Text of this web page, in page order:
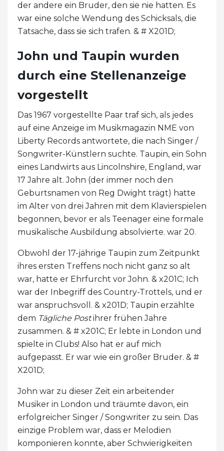
der andere ein Bruder, den sie nie hatten. Es
war eine solche Wendung des Schicksals, die
Tatsache, dass sie sich trafen. & # X201D;
John und Taupin wurden
durch eine Stellenanzeige
vorgestellt
Das 1967 vorgestellte Paar traf sich, als jedes
auf eine Anzeige im Musikmagazin NME von
Liberty Records antwortete, die nach Singer /
Songwriter-Künstlern suchte. Taupin, ein Sohn
eines Landwirts aus Lincolnshire, England, war
17 Jahre alt. John (der immer noch den
Geburtsnamen von Reg Dwight trägt) hatte
im Alter von drei Jahren mit dem Klavierspielen
begonnen, bevor er als Teenager eine formale
musikalische Ausbildung absolvierte. war 20.
Obwohl der 17-jährige Taupin zum Zeitpunkt
ihres ersten Treffens noch nicht ganz so alt
war, hatte er Ehrfurcht vor John. & x201C; Ich
war der Inbegriff des Country-Trottels, und er
war anspruchsvoll. & x201D; Taupin erzählte
dem Tägliche Postihrer frühen Jahre
zusammen. & # x201C; Er lebte in London und
spielte in Clubs! Also hat er auf mich
aufgepasst. Er war wie ein großer Bruder. & #
X201D;
John war zu dieser Zeit ein arbeitender
Musiker in London und träumte davon, ein
erfolgreicher Singer / Songwriter zu sein. Das
einzige Problem war, dass er Melodien
komponieren konnte, aber Schwierigkeiten